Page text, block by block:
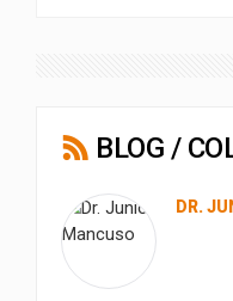
BLOG /
DR.